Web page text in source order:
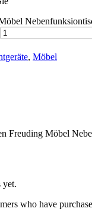
, Möbel
Freuding Möbel
yet.
who have